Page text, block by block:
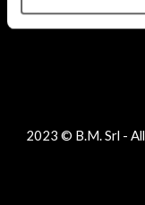
2023 © B.M. Srl -